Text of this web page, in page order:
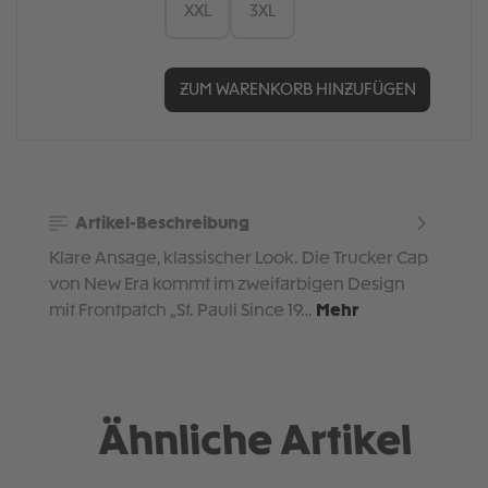
XXL 3XL
ZUM WARENKORB HINZUFÜGEN
Artikel-Beschreibung
Klare Ansage, klassischer Look. Die Trucker Cap
von New Era kommt im zweifarbigen Design
mit Frontpatch „St. Pauli Since 19… Mehr
Ähnliche Artikel